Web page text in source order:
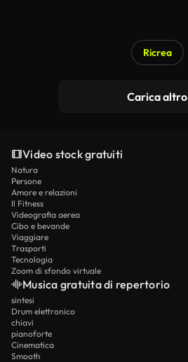
Ricrea
Carica altro
Video stock gratuiti
Natura
Persone
Amore e relazioni
Il Fitness
Videografia aerea
Cibo e bevande
Viaggiare
Trasporti
Tecnologia
Zoom di sfondo virtuale
Musica gratuita di repertorio
sintesi
Drum elettronico
chiavi
pianoforte
Cinematica
Smooth